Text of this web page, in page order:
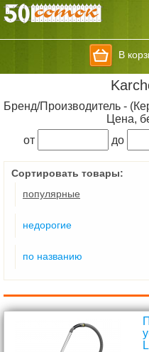
В
Бренд/Производитель -
Цена,
от
до
Сортировать товары:
популярные
недорогие
по названию
L